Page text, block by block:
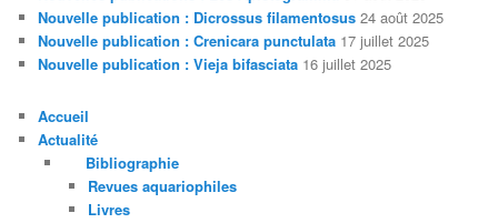
Nouvelle publication : Dicrossus filamentosus 24 août 2025
Nouvelle publication : Crenicara punctulata 17 juillet 2025
Nouvelle publication : Vieja bifasciata 16 juillet 2025
Accueil
Actualité
Bibliographie
Revues aquariophiles
Livres